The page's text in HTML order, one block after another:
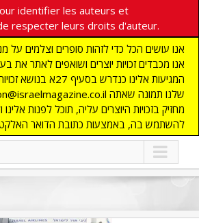
identifier les auteurs et
respecter leurs droits d'auteur.
אנו עושים הכל כדי לזהות סופרים וצלמים על
אנו מכבדים זכויות יוצרים ושואפים לאתר את
המגיעות אלינו כנדרש
מחזיק בזכויות היוצרים עליה, תוכל לפנות
להשתמש בה, באמצעות כתובת הדואר